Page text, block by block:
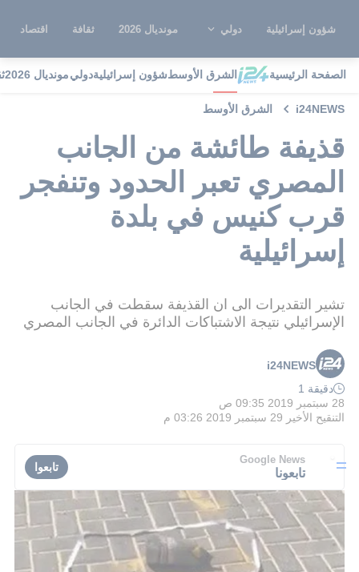
شؤون إسرائيلية دولي مونديال 2026 ثقافة اقتصاد
الصفحة الرئيسية الشرق الأوسطشؤون إسرائيليةدوليمونديال 2026
i24NEWS الشرق الأوسط
قذيفة طائشة من الجانب
المصري تعبر الحدود وتنفجر
قرب كنيس في بلدة
إسرائيلية
تشير التقديرات الى ان القذيفة سقطت في الجانب
الإسرائيلي نتيجة الاشتباكات الدائرة في الجانب المصري
i24NEWS
دقيقة 1
28 سبتمبر 2019 09:35 ص
التنقيح الأخير 29 سبتمبر 2019 03:26 م
Google News
تابعونا تابعوا